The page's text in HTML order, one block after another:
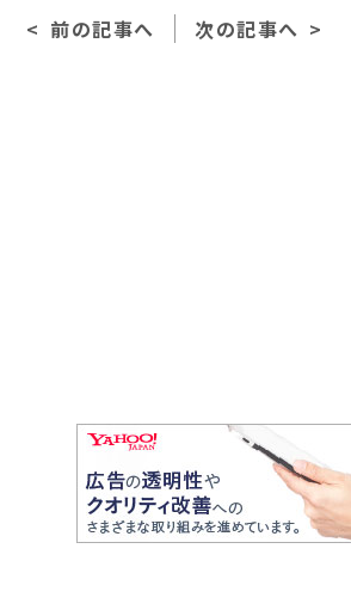
b
前の記事へ 次の記事へ